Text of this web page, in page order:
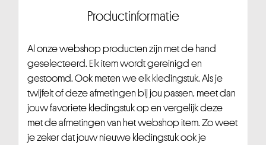
Productinformatie
Al onze webshop producten zijn met de hand
geselecteerd. Elk item wordt gereinigd en
gestoomd. Ook meten we elk kledingstuk. Als je
twijfelt of deze afmetingen bij jou passen, meet dan
jouw favoriete kledingstuk op en vergelijk deze
met de afmetingen van het webshop item. Zo weet
je zeker dat jouw nieuwe kledingstuk ook je